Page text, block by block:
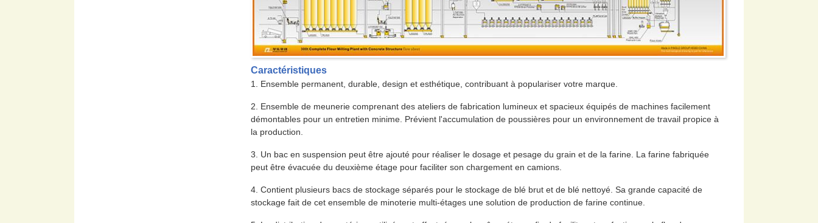
Caractéristiques
1. Ensemble permanent, durable, design et esthétique, contribuant à populariser votre marque.
2. Ensemble de meunerie comprenant des ateliers de fabrication lumineux et spacieux équipés de machines facilement
démontables pour un entretien minime. Prévient l'accumulation de poussières pour un environnement de travail propice à
la production.
3. Un bac en suspension peut être ajouté pour réaliser le dosage et pesage du grain et de la farine. La farine fabriquée
peut être évacuée du deuxième étage pour faciliter son chargement en camions.
4. Contient plusieurs bacs de stockage séparés pour le stockage de blé brut et de blé nettoyé. Sa grande capacité de
stockage fait de cet ensemble de minoterie multi-étages une solution de production de farine continue.